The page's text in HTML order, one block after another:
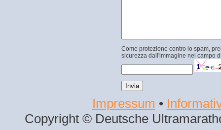
Come protezione contro lo spam,
sicurezza dall'immagine nel campo
Impressum •
Copyright © Deutsche